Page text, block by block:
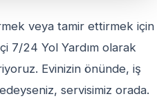
veya tamir ettirmek için
7/24 Yol Yardım olarak
Evinizin önünde, iş
servisimiz orada.